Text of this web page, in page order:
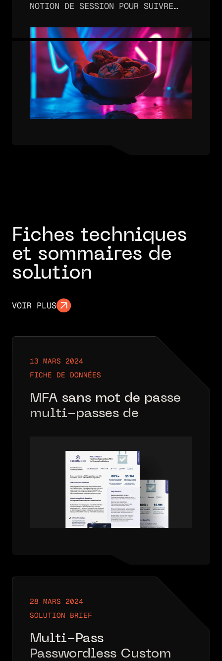
NOTION DE SESSION POUR SUIVRE
PENDANT QU’IL NAVIGUE. SANS LES
SESSIONS, UN UTILISATEUR DEVRAIT
S’AUTHENTIFIER À CHAQUE PAGE
D’UN SITE À ACCÈS…
Fiches techniques
et sommaires de
solution
VOIR PLUS
13 MARS 2024
FICHE DE DONNÉES
MFA sans mot de passe
multi-passes de
financières
28 MARS 2024
SOLUTION BRIEF
Multi-Pass
Passwordless Customer